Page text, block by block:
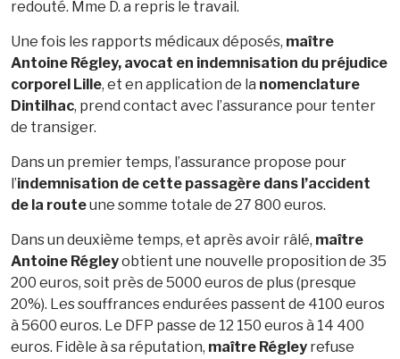
redouté. Mme D. a repris le travail.
Une fois les rapports médicaux déposés, maître
Antoine Régley, avocat en indemnisation du préjudice
corporel Lille, et en application de la nomenclature
Dintilhac, prend contact avec l’assurance pour tenter
de transiger.
Dans un premier temps, l’assurance propose pour
l’indemnisation de cette passagère dans l’accident
de la routeune somme totale de 27 800 euros.
Dans un deuxième temps, et après avoir râlé, maître
Antoine Régleyobtient une nouvelle proposition de 35
200 euros, soit près de 5000 euros de plus (presque
20%). Les souffrances endurées passent de 4100 euros
à 5600 euros. Le DFP passe de 12 150 euros à 14 400
euros. Fidèle à sa réputation, maître Régley refuse